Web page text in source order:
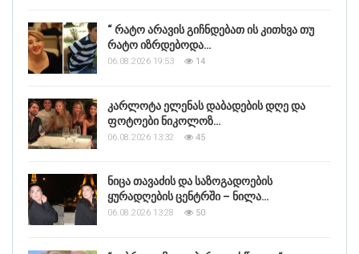
“ რატო არავის გიჩნდებათ ის კითხვა თუ
რატო იზრდებოდა…
06.08.2026 19:53 14
კარლოტა ელენას დაბადების დღე და
ფოტოები ნიკოლოზ…
06.08.2026 13:32 45
ნიცა თავაძის და საზოგადოების
ყურადღების ცენტრში – ნილა…
06.08.2026 13:28 50